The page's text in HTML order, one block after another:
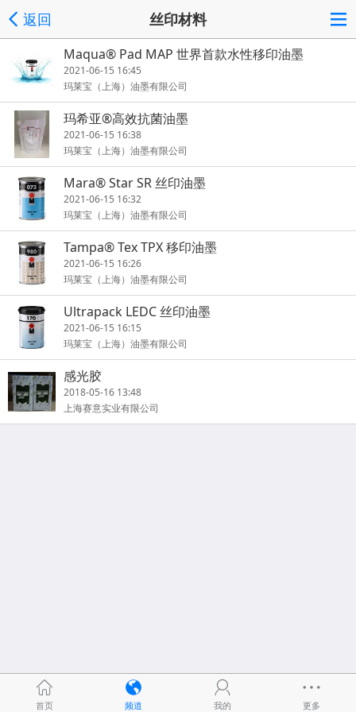
返回 丝印材料
Maqua® Pad MAP 世界首款水性移印油墨
2021-06-15 16:45
玛莱宝（上海）油墨有限公司
玛希亚®高效抗菌油墨
2021-06-15 16:38
玛莱宝（上海）油墨有限公司
Mara® Star SR 丝印油墨
2021-06-15 16:32
玛莱宝（上海）油墨有限公司
Tampa® Tex TPX 移印油墨
2021-06-15 16:26
玛莱宝（上海）油墨有限公司
Ultrapack LEDC 丝印油墨
2021-06-15 16:15
玛莱宝（上海）油墨有限公司
感光胶
2018-05-16 13:48
上海赛意实业有限公司
首页 频道 我的 更多